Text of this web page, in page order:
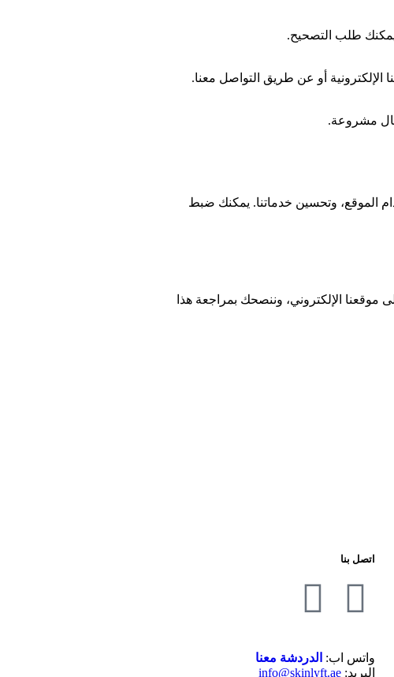
طلب التصحيح.
الإلكترونية أو عن طريق التواصل معنا.
مشروعة.
الموقع، وتحسين خدماتنا. يمكنك ضبط
الإلكتروني، وننصحك بمراجعة هذا
اتصل بنا
واتس اب: الدردشة معنا
البريد: info@skinlyft.ae